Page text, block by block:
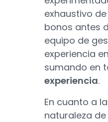
exhaustivo
bonos antes
equipo de
experiencia
sumando en
experiencia.
En cuanto a
naturaleza